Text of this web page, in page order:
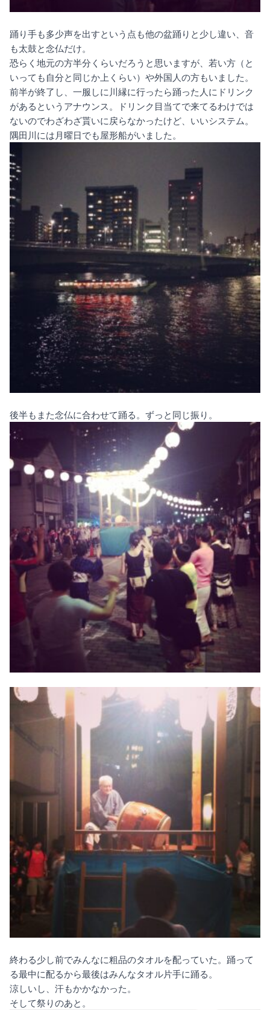
踊り手も多少声を出すという点も他の盆踊りと少し違い、音
も太鼓と念仏だけ。
恐らく地元の方半分くらいだろうと思いますが、若い方（と
いっても自分と同じか上くらい）や外国人の方もいました。
前半が終了し、一服しに川縁に行ったら踊った人にドリンク
があるというアナウンス。ドリンク目当てで来てるわけでは
ないのでわざわざ貰いに戻らなかったけど、いいシステム。
隅田川には月曜日でも屋形船がいました。
後半もまた念仏に合わせて踊る。ずっと同じ振り。
終わる少し前でみんなに粗品のタオルを配っていた。踊って
る最中に配るから最後はみんなタオル片手に踊る。
涼しいし、汗もかかなかった。
そして祭りのあと。